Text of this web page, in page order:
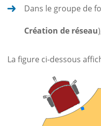
Dans le groupe de
Création de réseau
La figure ci-dessous